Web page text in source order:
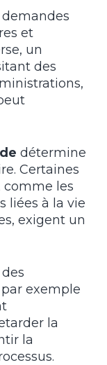
et
un
des
détermine
Certaines
comme les
liées à la vie
exigent un
par exemple
la
la